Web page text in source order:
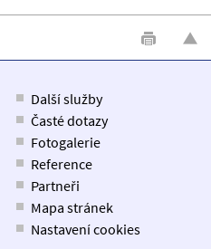
Další služby
Časté dotazy
Fotogalerie
Reference
Partneři
Mapa stránek
Nastavení cookies